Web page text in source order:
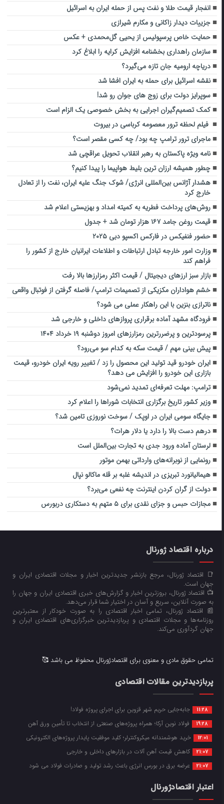
انفجار قیمت طلا و نفت پس از حمله ایران به اسرائیل
جزییات دیدار زاکانی و مکارم شیرازی
حمایت خاص پرسپولیس از یحیی گل‌محمدی + عکس
سازمان راهداری بخشنامه افزایش کرایه را ابلاغ کرد
دریاچه ارومیه جان تازه می‌گیرد؟
نقشه اسرائیل برای حمله به ایران افشا شد
سوپرایز دولت برای زوج های جوان رو شد!
کمک تصمیم‌گیران اجرایی به بخش خصوصی یک الزام است
فیلم لحظه ترور معصومه کرباسی در بیروت
ماجرای ترور ترامپ چه بود/ چه کسی مقصر است؟
نامه ویژه پاکستان به رهبر انقلاب تحویل عراقچی شد
چطور همیشه ارزان ترین بلیط هواپیما را پیدا کنیم؟
هشدار آژانس بین‌المللی انرژی/ شوک جنگ علیه ایران، نفت را از تعادل
خارج کرد
روش‌های پرداخت فطریه به کمیته امداد و بهزیستی اعلام شد
قیمت روغن جامد ۱۶۷ هزار تومان شد + جدول
حضور فنفیکس در فارکس اکسپو دبی ۲۰۲۵
وزارت امور خارجه تبادل ارتباطات و اطلاعات ایرانیان خارج از کشور را
فراهم کند
بازار سبز ارزهای دیجیتال / قیمت اکثر رمزارزها بالا رفت
خشم هواداران مکزیکی از تصمیمات ترامپ/ فاصله گرفتن از فوتبال واقعی
ناترازی بنزین با این راهکار عملی می شود؟
فرودگاه مشهد آماده برقراری پروازهای داخلی و خارجی شد
پرسودترین و پرضررترین رمزارزهای امروز دوشنبه ۱۹ خرداد ۱۴۰۴
پیش بینی مهم / قیمت سکه به کدام سو می‌رود؟
ایران خودرو قید تولید این محصول را زد / تغییر رویه ایران خودرو، قیمت
بازاری این خودرو را افزایش می دهد؟
ترامپ: مهلت تعرفه‌ای تمدید نمی‌شود
وزیر کشور تاریخ برگزاری انتخابات شوراها را اعلام کرد
جایگاه سومی ایران در اوپک / سوخت نوروزی تامین شد؟
درهم دست بالا را دارد یا دلار هرات؟
لرستان آماده ورود جدی به تجارت بین‌الملل است
رونمایی از نوبرانه‌های وارداتی بهمن موتور
هیمالیانورد تبریزی در اندیشه غلبه بر قله ماکالو نپال
دولت از گران کردن اینترنت چه نفعی می‌برد؟
مجازات حبس و جزای نقدی برای ۵ متهم به دستکاری دربورس
درباره اقتصاد ژورنال
📑 اقتصاد ژورنال، مرجع بازنشر جدیدترین اخبار و مجلات اقتصادی ایران و
جهان است.
📺 اقتصاد ژورنال، بروزترین اخبار و گزارش‌های خبری اقتصادی ایران و جهان را
به صورت آنلاین، سریع و آسان در اختیار شما قرار می‌‌دهد.
📰 اقتصاد ژورنال، تمامی اخبار اقتصادی را به صورت خودکار از معتبرترین
روزنامه‌ها و مجلات اقتصادی و پربازدیدترین خبرگزاری‌های اقتصادی ایران و
جهان گردآوری می‌کند.
تمامی حقوق مادی و معنوی برای اقتصادژورنال محفوظ می باشد 🥰
پربازدیدترین مقالات اقتصادی
11:28 جابه‌جایی حریم شهر قزوین برای اجرای پروژه فولاد!
19:28 فولاد نوین آرکا؛ همراه پروژه‌های صنعتی از انتخاب تا تأمین ورق آهن
12:01 خرید هوشمندانه میکروکنترلر؛ کلید موفقیت پایدار پروژه‌های الکترونیکی
21:07 کاهش قیمت آهن آلات در بازارهای داخلی و خارجی
21:07 عرضه برق در بورس انرژی باعث رشد تولید و صادرات فولاد می شود
اعتبار اقتصادژورنال